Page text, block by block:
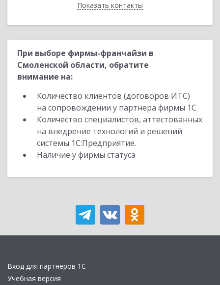
Показать контакты
Назад
При выборе фирмы-франчайзи в
Смоленской области, обратите
внимание на:
Количество клиентов (договоров ИТС)
на сопровождении у партнера фирмы 1С.
Количество специалистов, аттестованных
на внедрение технологий и решений
системы 1С:Предприятие.
Наличие у фирмы статуса
Вход для партнеров 1С
Учебная версия